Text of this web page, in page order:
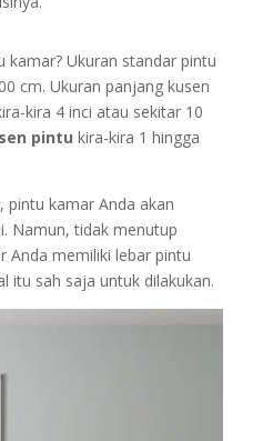
kamar? Ukuran standar pintu
cm. Ukuran panjang kusen
kira 4 inci atau sekitar 10
pintu kira-kira 1 hingga
pintu kamar Anda akan
Namun, tidak menutup
Anda memiliki lebar pintu
itu sah saja untuk dilakukan.